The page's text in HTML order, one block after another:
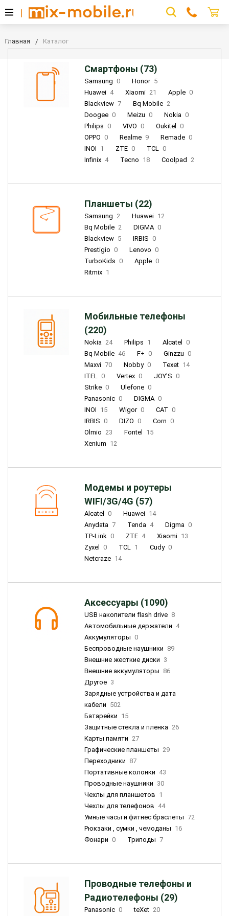
Главная Каталог
Смартфоны (73)
Samsung 0 Honor 5
Huawei 4 Xiaomi 21 Apple 0
Blackview 7 Bq Mobile 2
Doogee 0 Meizu 0 Nokia 0
Philips 0 VIVO 0 Oukitel
0
OPPO 0 Realme 9 Remade 0
INOI 1 ZTE 0 TCL 0
Infinix 4 Tecno 18 Coolpad 2
Планшеты (22)
Samsung 2 Huawei 12
Bq Mobile 2 DIGMA 0
Blackview 5 IRBIS 0
Prestigio 0 Lenovo 0
TurboKids 0 Apple 0
Ritmix 1
Мобильные телефоны
(220)
Nokia 24 Philips 1 Alcatel
0
Bq Mobile 46 F+ 0 Ginzzu 0
Maxvi 70 Nobby 0 Texet 14
ITEL 0 Vertex 0 JOY'S 0
Strike 0 Ulefone 0
Panasonic 0 DIGMA 0
INOI 15 Wigor 0 CAT 0
IRBIS 0 DIZO 0 Corn 0
Olmio 23 Fontel
15
Xenium 12
Модемы и роутеры
WIFI/3G/4G (57)
Alcatel 0 Huawei 14
Anydata 7 Tenda 4 Digma 0
TP-Link 0 ZTE 4 Xiaomi 13
Zyxel
0 TCL 1 Cudy 0
Netcraze 14
Аксессуары (1090)
USB накопители flash drive 8
Автомобильные держатели 4
Аккумуляторы 0
Беспроводные наушники 89
Внешние жесткие диски 3
Внешние аккумуляторы 86
Другое 3
Зарядные устройства и дата
кабели 502
Батарейки 15
Защитные стекла и пленка 26
Карты памяти 27
Графические планшеты 29
Переходники 87
Портативные колонки 43
Проводные наушники 30
Чехлы для планшетов 1
Чехлы для телефонов 44
Умные часы и фитнес браслеты 72
Рюкзаки , сумки , чемоданы 16
Фонари 0 Триподы 7
Проводные телефоны и
Радиотелефоны (29)
Panasonic 0 teXet 20